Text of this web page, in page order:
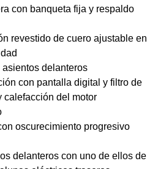
con banqueta fija y respaldo
revestido de cuero ajustable en
delanteros
con pantalla digital y filtro de
calefacción del motor
oscurecimiento progresivo
delanteros con uno de ellos de